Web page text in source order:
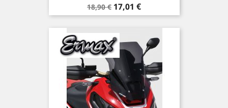
Prix
de
18,90 € Prix
17,01 €